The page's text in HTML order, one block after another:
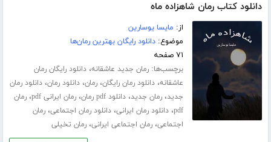
دانلود کتاب رمان شاهزاده ماه
از: مایسا یوسارین
موضوع:دانلود رایگان بهترین رمان‌ها
۷۱ صفحه
برچسب‌ها:رمان جدید عاشقانه،دانلود رایگان رمان
عاشقانه،دانلود رمان رایگان،رمان،دانلود رمان،دانلود رمان
جدید،رمان جدید،دانلود pdf رمان ،رمان ایرانی pdf ،رمان
pdf،دانلود رمان ایرانی،دانلود رمان اجتماعی،رمان
اجتماعی،رمان اجتماعی ایرانی،رمان تخیلی